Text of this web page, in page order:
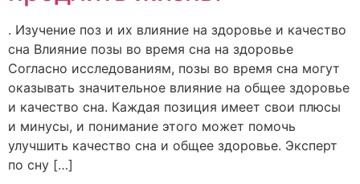
. Изучение поз и их влияние на здоровье и качество
сна Влияние позы во время сна на здоровье
Согласно исследованиям, позы во время сна могут
оказывать значительное влияние на общее здоровье
и качество сна. Каждая позиция имеет свои плюсы
и минусы, и понимание этого может помочь
улучшить качество сна и общее здоровье. Эксперт
по сну […]